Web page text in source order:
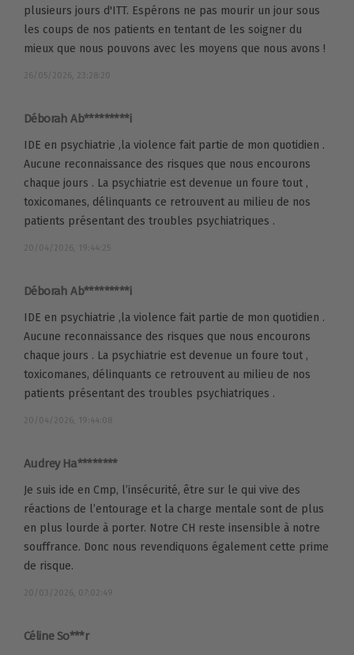
plusieurs jours d'ITT. Espérons ne pas mourir un jour sous
les coups de nos patients en tentant de les soigner du
mieux que nous pouvons avec les moyens que nous avons !
26/05/2026, 23:28:20
Déborah Ab*********i
IDE en psychiatrie ,la violence fait partie de mon quotidien .
Aucune reconnaissance des risques que nous encourons
chaque jours . La psychiatrie est devenue un foure tout ,
toxicomanes, délinquants ce retrouvent au milieu de nos
patients présentant des troubles psychiatriques .
20/04/2026, 19:44:25
Déborah Ab*********i
IDE en psychiatrie ,la violence fait partie de mon quotidien .
Aucune reconnaissance des risques que nous encourons
chaque jours . La psychiatrie est devenue un foure tout ,
toxicomanes, délinquants ce retrouvent au milieu de nos
patients présentant des troubles psychiatriques .
20/04/2026, 19:44:08
Audrey Ha********
Je suis ide en Cmp, l’insécurité, être sur le qui vive des
réactions de l’entourage et la charge mentale sont de plus
en plus lourde à porter. Notre CH reste insensible à notre
souffrance. Donc nous revendiquons également cette prime
de risque.
20/03/2026, 07:02:49
Céline So***r